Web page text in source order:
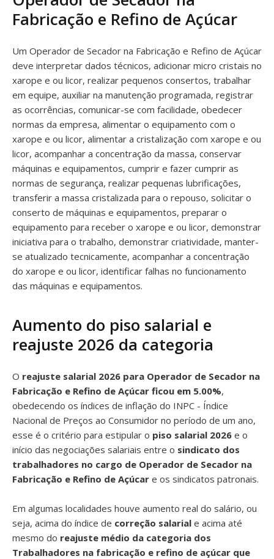
Fabricação e Refino de Açúcar
Um Operador de Secador na Fabricação e Refino de Açúcar
deve interpretar dados técnicos, adicionar micro cristais no
xarope e ou licor, realizar pequenos consertos, trabalhar
em equipe, auxiliar na manutenção programada, registrar
as ocorrências, comunicar-se com facilidade, obedecer
normas da empresa, alimentar o equipamento com o
xarope e ou licor, alimentar a cristalização com xarope e ou
licor, acompanhar a concentração da massa, conservar
máquinas e equipamentos, cumprir e fazer cumprir as
normas de segurança, realizar pequenas lubrificações,
transferir a massa cristalizada para o repouso, solicitar o
conserto de máquinas e equipamentos, preparar o
equipamento para receber o xarope e ou licor, demonstrar
iniciativa para o trabalho, demonstrar criatividade, manter-
se atualizado tecnicamente, acompanhar a concentração
do xarope e ou licor, identificar falhas no funcionamento
das máquinas e equipamentos.
Aumento do piso salarial e
reajuste 2026 da categoria
O reajuste salarial 2026 para Operador de Secador na
Fabricação e Refino de Açúcar ficou em 5.00%,
obedecendo os índices de inflação do INPC - Índice
Nacional de Preços ao Consumidor no período de um ano,
esse é o critério para estipular o piso salarial 2026 e o
início das negociações salariais entre o sindicato dos
trabalhadores no cargo de Operador de Secador na
Fabricação e Refino de Açúcar e os sindicatos patronais.
Em algumas localidades houve aumento real do salário, ou
seja, acima do índice de correção salarial e acima até
mesmo do reajuste médio da categoria dos
Trabalhadores na fabricação e refino de açúcar que